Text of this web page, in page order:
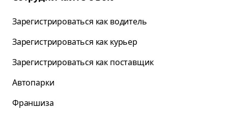
Зарегистрироваться как водитель
Зарегистрироваться как курьер
Зарегистрироваться как поставщик
Автопарки
Франшиза